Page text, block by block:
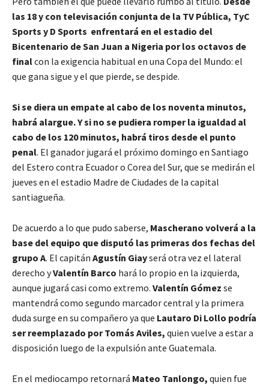
las 18 y con televisación conjunta de la TV Pública, TyC
Sports y D Sports enfrentará en el estadio del
Bicentenario de San Juan a Nigeria por los octavos de
finalcon la exigencia habitual en una Copa del Mundo: el
que gana sigue y el que pierde, se despide.
Si se diera un empate al cabo de los noventa minutos,
habrá alargue. Y si no se pudiera romper la igualdad al
cabo de los 120 minutos, habrá tiros desde el punto
penal. El ganador jugará el próximo domingo en Santiago
del Estero contra Ecuador o Corea del Sur, que se medirán el
jueves en el estadio Madre de Ciudades de la capital
santiagueña.
De acuerdo a lo que pudo saberse, Mascherano volverá a la
base del equipo que disputó las primeras dos fechas del
grupo A. El capitán Agustín Giayserá otra vez el lateral
derecho yValentín Barco hará lo propio en la izquierda,
aunque jugará casi como extremo. Valentín Gómez se
mantendrá como segundo marcador central y la primera
duda surge en su compañero ya que Lautaro Di Lollo podría
ser reemplazado por Tomás Aviles, quien vuelve a estar a
disposición luego de la expulsión ante Guatemala.
En el mediocampo retornará Mateo Tanlongo, quien fue